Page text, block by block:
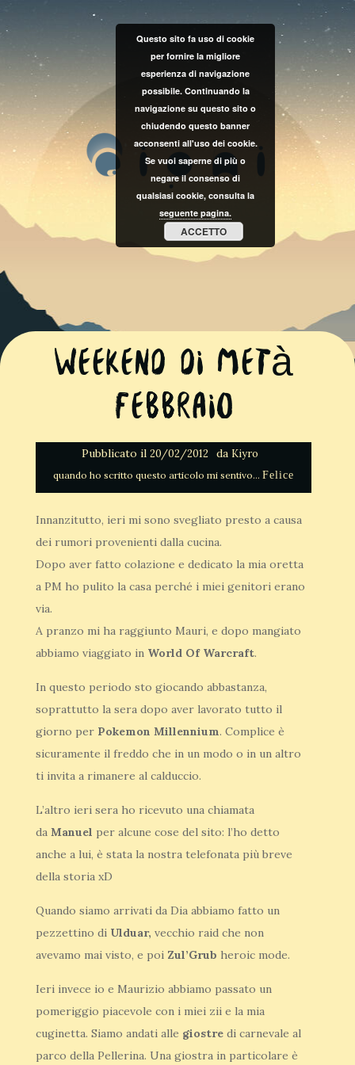
Weekend di metà
Febbraio
Pubblicato il 20/02/2012 da Kiyro
Felice
Innanzitutto, ieri mi sono svegliato presto a causa
dei rumori provenienti dalla cucina.
Dopo aver fatto colazione e dedicato la mia oretta
a PM ho pulito la casa perché i miei genitori erano
via.
A pranzo mi ha raggiunto Mauri, e dopo mangiato
abbiamo viaggiato in World Of Warcraft.
In questo periodo sto giocando abbastanza,
soprattutto la sera dopo aver lavorato tutto il
giorno per Pokemon Millennium. Complice è
sicuramente il freddo che in un modo o in un altro
ti invita a rimanere al calduccio.
L’altro ieri sera ho ricevuto una chiamata
da Manuel per alcune cose del sito: l’ho detto
anche a lui, è stata la nostra telefonata più breve
della storia xD
Quando siamo arrivati da Dia abbiamo fatto un
pezzettino di Ulduar, vecchio raid che non
avevamo mai visto, e poi Zul’Grub heroic mode.
Ieri invece io e Maurizio abbiamo passato un
pomeriggio piacevole con i miei zii e la mia
cuginetta. Siamo andati alle giostre di carnevale al
parco della Pellerina. Una giostra in particolare è
Questo sito fa uso di cookie
per fornire la migliore
esperienza di navigazione
possibile. Continuando la
navigazione su questo sito o
chiudendo questo banner
acconsenti all'uso dei cookie.
Se vuoi saperne di più o
negare il consenso di
qualsiasi cookie, consulta la
seguente pagina.
ACCETTO